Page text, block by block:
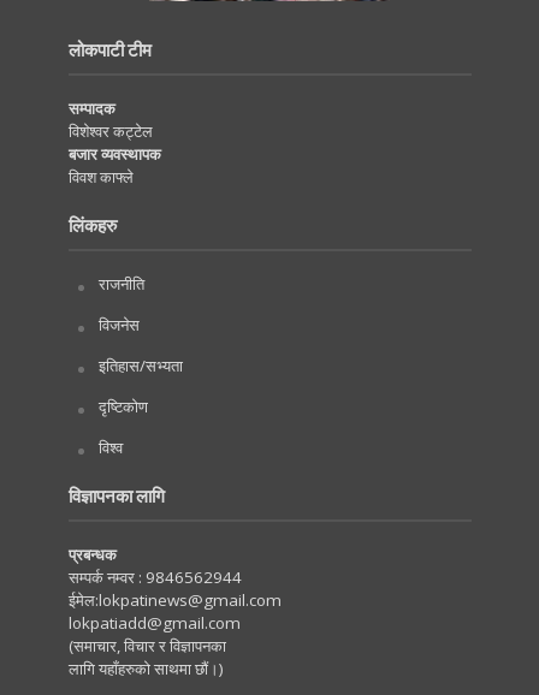
लोकपाटी टीम
सम्पादक
विशेश्वर कट्टेल
बजार व्यवस्थापक
विवश काफ्ले
लिंकहरु
राजनीति
विजनेस
इतिहास/सभ्यता
दृष्टिकोण
विश्व
विज्ञापनका लागि
प्रबन्धक
सम्पर्क नम्वर : 9846562944
ईमेल:lokpatinews@gmail.com
lokpatiadd@gmail.com
(समाचार, विचार र विज्ञापनका
लागि यहाँहरुको साथमा छौं।)